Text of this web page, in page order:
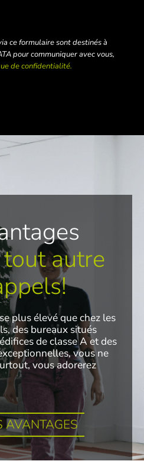
ce formulaire sont destinés à
pour communiquer avec vous,
de confidentialité.
autre
plus élevé que chez les
des bureaux situés
de classe A et des
vous ne
vous adorerez
AVANTAGES